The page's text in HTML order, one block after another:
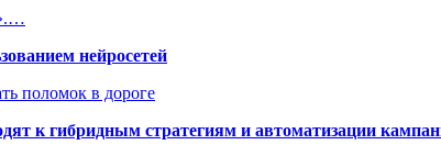
нейросетей
поломок в дороге
к гибридным стратегиям и автоматизации